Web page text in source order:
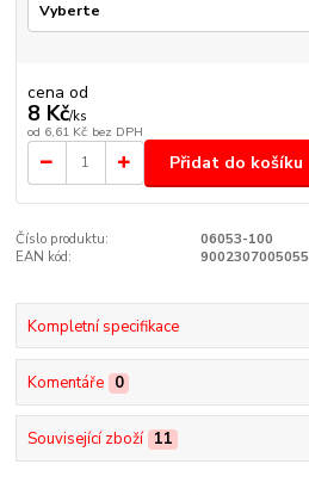
cena od
8 Kč/ks
od 6,61 Kč bez DPH
Přidat do košíku
Číslo produktu:
06053-100
EAN kód:
9002307005055
Kompletní specifikace
Komentáře 0
Související zboží 11